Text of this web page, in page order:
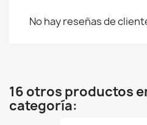
No hay reseñas de
16 otros productos
categoría: